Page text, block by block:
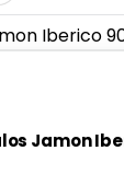
Iberico
Jamon